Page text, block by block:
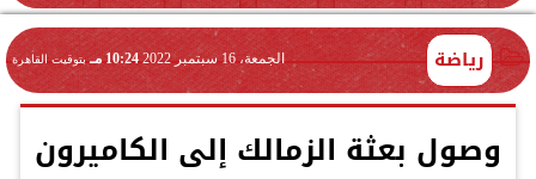
رياضة الجمعة، 16 سبتمبر 2022 10:24 مـ بتوقيت القاهرة
وصول بعثة الزمالك إلى الكاميرون